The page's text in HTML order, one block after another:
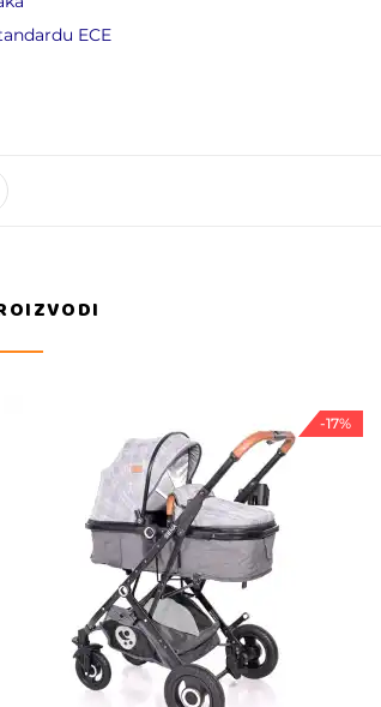
ECE
-17%